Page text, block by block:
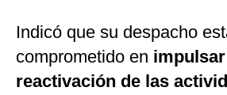
Indicó que su despacho
comprometido en
reactivación de las